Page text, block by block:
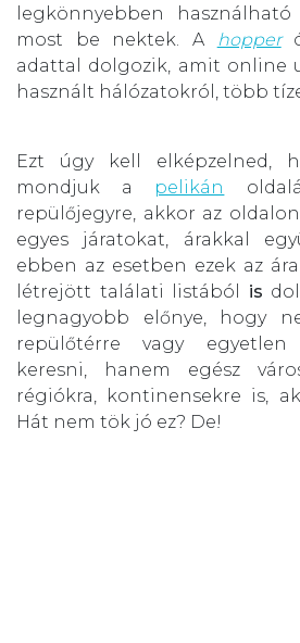
legkönnyebben
most be nektek. A hopper
adattal dolgozik, amit online
használt hálózatokról, több
Ezt úgy kell elképzelned,
mondjuk a pelikán
repülőjegyre, akkor az
egyes járatokat, árakkal
ebben az esetben ezek az
létrejött találati listából is
legnagyobb előnye, hogy
repülőtérre vagy
keresni, hanem egész
régiókra, kontinensekre is,
Hát nem tök jó ez? De!